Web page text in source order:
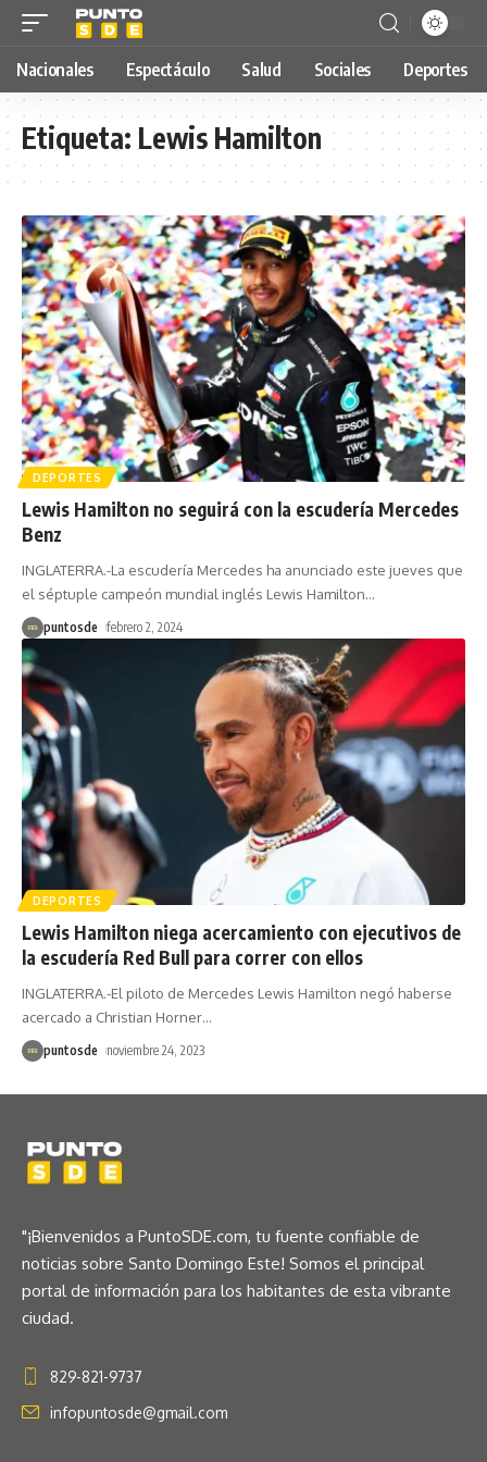
Nacionales Espectáculo Salud Sociales Deportes
Etiqueta:Lewis Hamilton
DEPORTES
Lewis Hamilton no seguirá con la escudería Mercedes
Benz
INGLATERRA.-La escudería Mercedes ha anunciado este jueves que
el séptuple campeón mundial inglés Lewis Hamilton…
puntosde febrero 2, 2024
DEPORTES
Lewis Hamilton niega acercamiento con ejecutivos de
la escudería Red Bull para correr con ellos
INGLATERRA.-El piloto de Mercedes Lewis Hamilton negó haberse
acercado a Christian Horner…
puntosde noviembre 24, 2023
"¡Bienvenidos a PuntoSDE.com, tu fuente confiable de
noticias sobre Santo Domingo Este! Somos el principal
portal de información para los habitantes de esta vibrante
ciudad.
829-821-9737
infopuntosde@gmail.com